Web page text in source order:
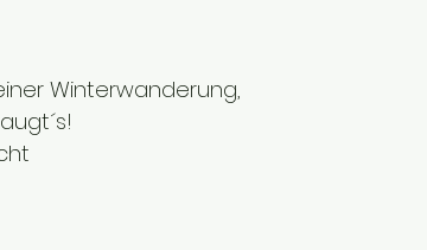
Winterwanderung,